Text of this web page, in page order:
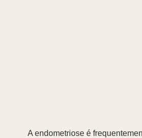
A endometriose é